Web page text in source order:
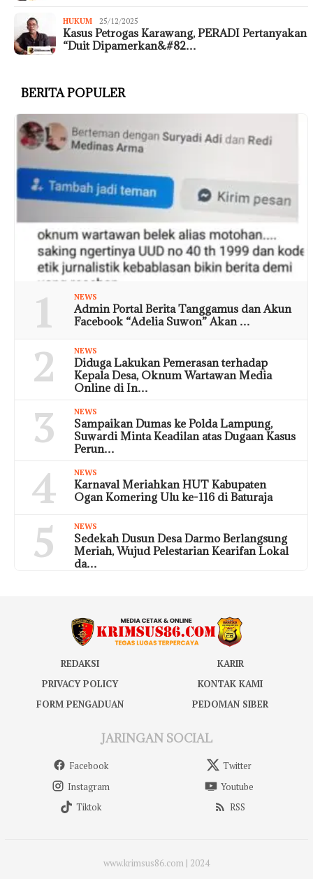
HUKUM 25/12/2025
Kasus Petrogas Karawang, PERADI Pertanyakan
“Duit Dipamerkan&#82…
BERITA POPULER
1 NEWS
Admin Portal Berita Tanggamus dan Akun
Facebook “Adelia Suwon” Akan …
2 NEWS
Diduga Lakukan Pemerasan terhadap
Kepala Desa, Oknum Wartawan Media
Online di In…
3 NEWS
Sampaikan Dumas ke Polda Lampung,
Suwardi Minta Keadilan atas Dugaan Kasus
Perun…
4 NEWS
Karnaval Meriahkan HUT Kabupaten
Ogan Komering Ulu ke-116 di Baturaja
5 NEWS
Sedekah Dusun Desa Darmo Berlangsung
Meriah, Wujud Pelestarian Kearifan Lokal
da…
REDAKSI
KARIR
PRIVACY POLICY
KONTAK KAMI
FORM PENGADUAN
PEDOMAN SIBER
JARINGAN SOCIAL
Facebook
Twitter
Instagram
Youtube
Tiktok
RSS
www.krimsus86.com | 2024